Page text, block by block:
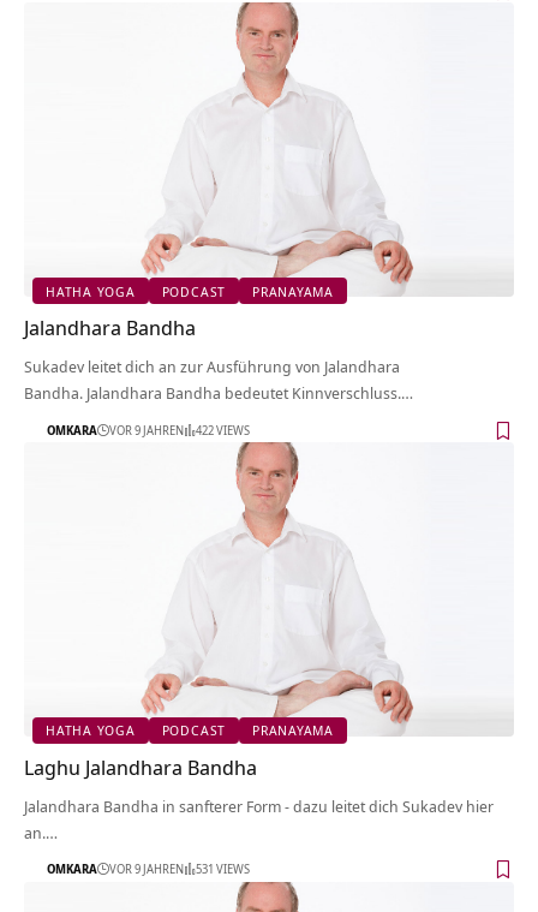
HATHA YOGA PODCAST PRANAYAMA
Jalandhara Bandha
Sukadev leitet dich an zur Ausführung von Jalandhara
Bandha. Jalandhara Bandha bedeutet Kinnverschluss.…
OMKARA VOR 9 JAHREN 422 VIEWS
HATHA YOGA PODCAST PRANAYAMA
Laghu Jalandhara Bandha
Jalandhara Bandha in sanfterer Form - dazu leitet dich Sukadev hier
an.…
OMKARA VOR 9 JAHREN 531 VIEWS